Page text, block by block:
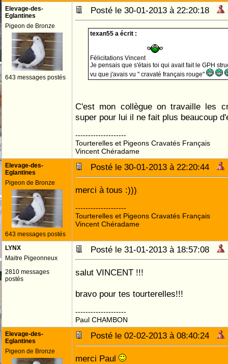
Elevage-des-
Eglantines
Pigeon de Bronze
643 messages postés
Posté le 30-01-2013 à 22:20:18
texan55 a écrit :
Félicitations Vincent
Je pensais que s'étais toi qui avait fait le GPH
vu que j'avais vu " cravaté français rouge"
C'est mon collègue on travaille les
super pour lui il ne fait plus beaucoup
--------------------
Tourterelles et Pigeons Cravatés Français
Vincent Chéradame
Elevage-des-
Eglantines
Pigeon de Bronze
643 messages postés
Posté le 30-01-2013 à 22:20:44
merci à tous :)))
--------------------
Tourterelles et Pigeons Cravatés Français
Vincent Chéradame
LYNX
Maitre Pigeonneux
2810 messages
postés
Posté le 31-01-2013 à 18:57:08
salut VINCENT !!!
bravo pour tes tourterelles!!!
--------------------
Paul CHAMBON
Elevage-des-
Eglantines
Pigeon de Bronze
Posté le 02-02-2013 à 08:40:24
merci Paul